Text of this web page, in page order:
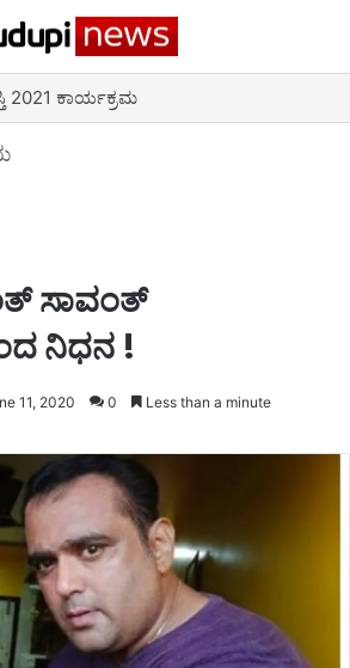
2021 ಕಾರ್ಯಕ್ರಮ
ಸಾವಂತ್
ನಿಧನ !
11, 2020 0 Less than a minute